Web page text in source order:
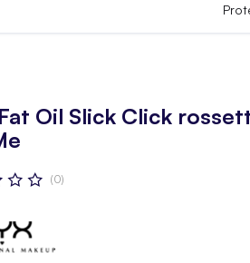
Oil Slick Click
(0)